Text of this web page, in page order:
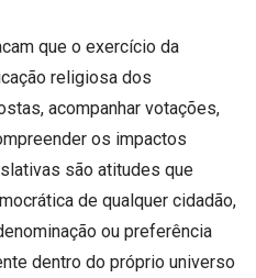
que o exercício da
religiosa dos
acompanhar votações,
os impactos
são atitudes que
de qualquer cidadão,
ou preferência
dentro do próprio universo